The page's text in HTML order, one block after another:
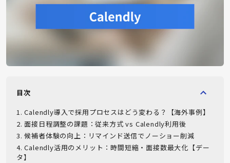
目次
1.Calendly導入で採用プロセスはどう変わる？【海外事例】
2. 面接日程調整の課題：従来方式 vs Calendly利用後
3.候補者体験の向上：リマインド送信でノーショー削減
4.Calendly活用のメリット：時間短縮・面接数最大化【デー
タ】